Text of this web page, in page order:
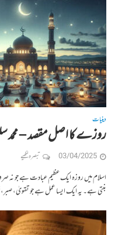
دینیات
روزے کا اصل مقصد – محمد
03/04/2025 تبصرہ لکھیے
اسلام میں روزہ ایک عظیم عبادت ہے جو نہ صرف
بنتی ہے۔ یہ ایک ایسا عمل ہے جو تقویٰ،